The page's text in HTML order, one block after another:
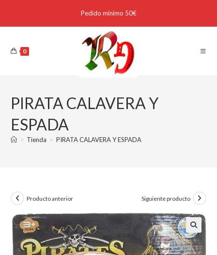
Pedido mínimo 50€
0
PIRATA CALAVERA Y
ESPADA
> Tienda > PIRATA CALAVERA Y ESPADA
Producto anterior Siguiente producto